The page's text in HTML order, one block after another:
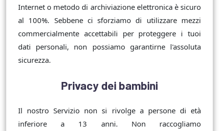
Internet o metodo di archiviazione elettronica è sicuro
al 100%. Sebbene ci sforziamo di utilizzare mezzi
commercialmente accettabili per proteggere i tuoi
dati personali, non possiamo garantirne l'assoluta
sicurezza.
Privacy dei bambini
Il nostro Servizio non si rivolge a persone di età
inferiore a 13 anni. Non raccogliamo